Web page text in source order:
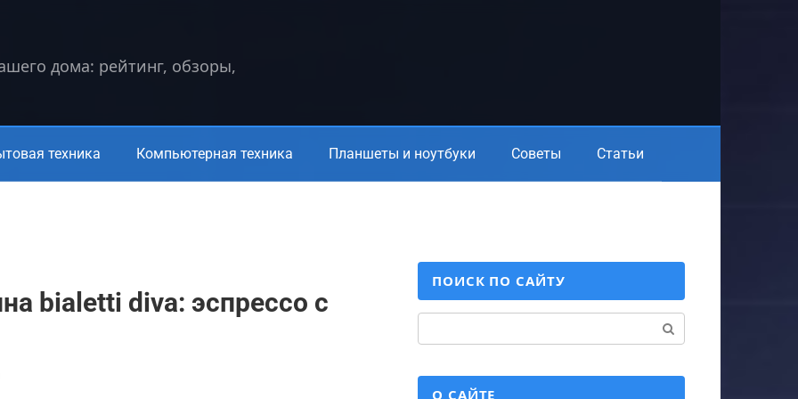
дома: рейтинг, обзоры,
техника Компьютерная техника Планшеты и ноутбуки Советы Статьи
bialetti diva: эспрессо с
ПОИСК ПО САЙТУ
О САЙТЕ